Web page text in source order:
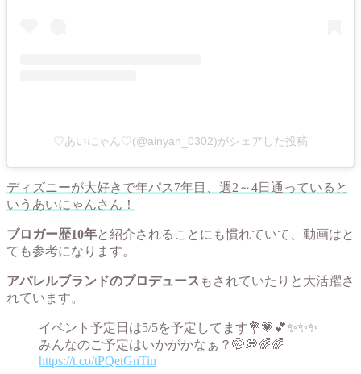
♡あいにゃん♡(@ainyan_0302)がシェアした投稿
ディズニーが大好きで年パス7年目、週2～4日通っていると
いうあいにゃんさん！
ブロガー歴10年と紹介されることにも慣れていて、動画はと
ても参考になります。
アパレルブランドのプロデュース もされていたりと大活躍さ
れています。
イベント予定日は5/5を予定してます💐💗💕✨✨✨
みんなのご予定はいかがかなぁ？🤭💭🌈🌈
https://t.co/tPQetGnTin